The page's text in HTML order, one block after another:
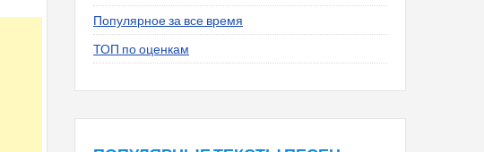
Популярное за все время
ТОП по оценкам